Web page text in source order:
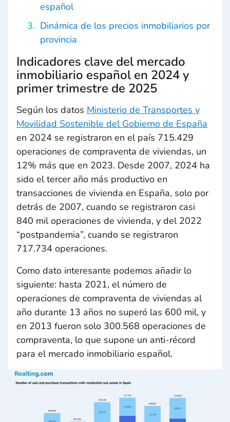
español
Dinámica de los precios inmobiliarios por
provincia
Indicadores clave del mercado
inmobiliario español en 2024 y
primer trimestre de 2025
Según los datos Ministerio de Transportes y
Movilidad Sostenible del Gobierno de España
en 2024 se registraron en el país 715.429
operaciones de compraventa de viviendas, un
12% más que en 2023. Desde 2007, 2024 ha
sido el tercer año más productivo en
transacciones de vivienda en España, solo por
detrás de 2007, cuando se registraron casi
840 mil operaciones de vivienda, y del 2022
“postpandemia”, cuando se registraron
717.734 operaciones.
Como dato interesante podemos añadir lo
siguiente: hasta 2021, el número de
operaciones de compraventa de viviendas al
año durante 13 años no superó las 600 mil, y
en 2013 fueron solo 300.568 operaciones de
compraventa, lo que supone un anti-récord
para el mercado inmobiliario español.